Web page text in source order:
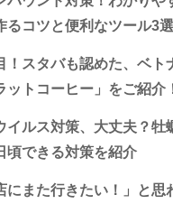
るコツと便利なツール3選
！スタバも認めた、ベト
ットコーヒー」をご紹介
イルス対策、大丈夫？牡
頃できる対策を紹介
にまた行きたい！」と思